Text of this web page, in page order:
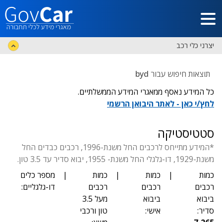
דלג לתוכן הראשי
יצרני כלי רכב
תוצאות חיפוש עבור byd
כל המידע נאסף ממאגרי המידע הממשלתיים.
לחץ/י כאן - לאתר היבואן הרשמי
סטטיסטיקה
*המידע מתייחס לרכבים החל משנת-1996, רכבים כבדים החל
משנת-1929, דו-גלגלי החל משנת- 1955, יבוא סדיר עד 3.5 טון.
כמות
רכבים
ביבוא
סדיר:
|
כמות
רכבים
ביבוא
אישי:
|
כמות
רכבים
מעל 3.5
טון ורכבי
|
מספר כלים
דו-גלגליים: